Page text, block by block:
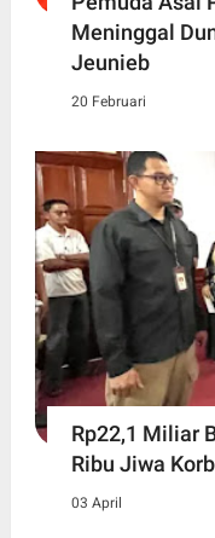
Meninggal
Jeunieb
20 Februari
Rp22,1 Miliar
Ribu Jiwa
03 April